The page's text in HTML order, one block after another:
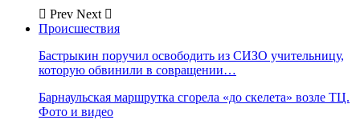
Prev Next
Происшествия
Бастрыкин поручил освободить из СИЗО учительницу,
которую обвинили в совращении…
Барнаульская маршрутка сгорела «до скелета» возле ТЦ.
Фото и видео